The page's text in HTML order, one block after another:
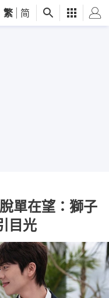
繁 简
單在望：獅子
目光